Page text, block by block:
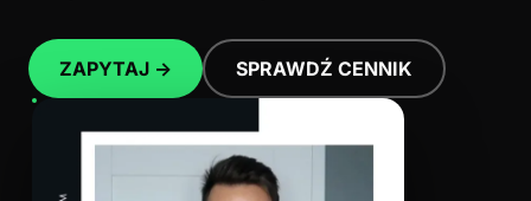
ZAPYTAJ → SPRAWDŹ CENNIK